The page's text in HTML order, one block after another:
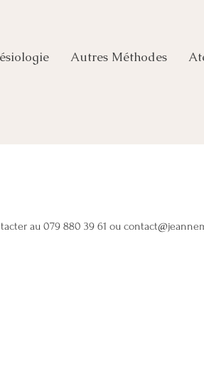
Autres Méthodes
au 079 880 39 61 ou